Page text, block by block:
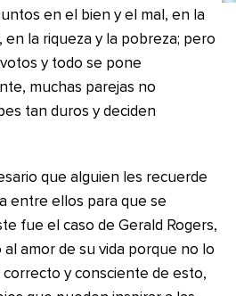
en el bien y el mal, en la
en la riqueza y la pobreza; pero
y todo se pone
muchas parejas no
tan duros y deciden
que alguien les recuerde
entre ellos para que se
fue el caso de Gerald Rogers,
amor de su vida porque no lo
y consciente de esto,